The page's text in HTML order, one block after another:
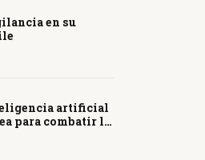
en su
artificial
para combatir la